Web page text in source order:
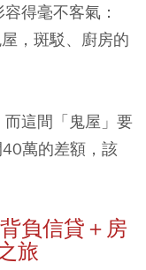
得毫不客氣：
，斑駁、廚房的
這間「鬼屋」要
萬的差額，該
負信貸＋房
旅